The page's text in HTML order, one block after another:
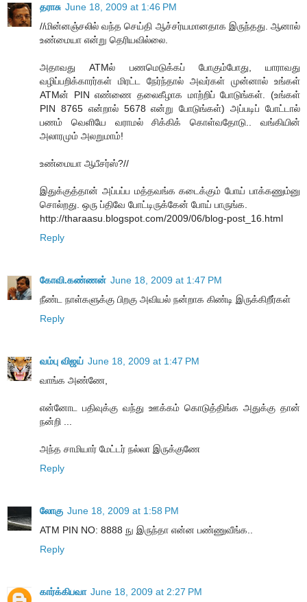
தராசு June 18, 2009 at 1:46 PM
//மின்னஞ்சலில் வந்த செய்தி ஆச்சர்யமானதாக இருந்தது. ஆனால்
உண்மையா என்று தெரியவில்லை.
அதாவது ATMல் பணமெடுக்கப் போகும்போது, யாராவது
வழிப்பறிக்காரர்கள் மிரட்ட நேர்ந்தால் அவர்கள் முன்னால் உங்கள்
ATMன் PIN எண்ணை தலைகீழாக மாற்றிப் போடுங்கள். (உங்கள்
PIN 8765 என்றால் 5678 என்று போடுங்கள்) அப்படிப் போட்டால்
பணம் வெளியே வராமல் சிக்கிக் கொள்வதோடு.. வங்கியின்
அலாரமும் அலறுமாம்!
உண்மையா ஆபீசர்ஸ்?//
இதுக்குத்தான் அப்பப்ப மத்தவங்க கடைக்கும் போய் பாக்கணும்னு
சொல்றது. ஒரு ப்திவே போட்டிருக்கேன் போய் பாருங்க.
http://tharaasu.blogspot.com/2009/06/blog-post_16.html
Reply
கோவி.கண்ணன் June 18, 2009 at 1:47 PM
நீண்ட நாள்களுக்கு பிறகு அவியல் நன்றாக கிண்டி இருக்கிறீர்கள்
Reply
வம்பு விஜய் June 18, 2009 at 1:47 PM
வாங்க அண்ணே,
என்னோட பதிவுக்கு வந்து ஊக்கம் கொடுத்திங்க அதுக்கு தான்
நன்றி ...
அந்த சாமியார் மேட்டர் நல்லா இருக்குணே
Reply
லோகு June 18, 2009 at 1:58 PM
ATM PIN NO: 8888 நு இருந்தா என்ன பண்ணுவீங்க..
Reply
கார்க்கிபவா June 18, 2009 at 2:27 PM